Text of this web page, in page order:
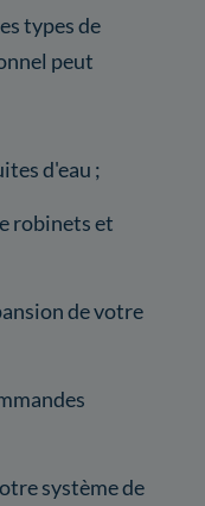
types de
peut
d'eau ;
robinets et
de votre
système de